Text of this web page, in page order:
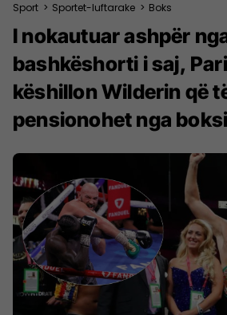
Sport > Sportet-luftarake > Boks
I nokautuar ashpër
bashkëshorti i saj,
këshillon Wilderin që
pensionohet nga boksi